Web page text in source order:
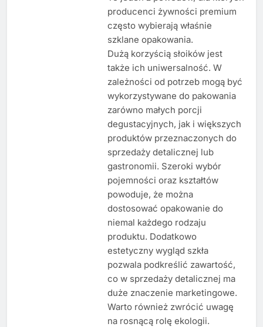
producenci żywności premium
często wybierają właśnie
szklane opakowania.
Dużą korzyścią słoików jest
także ich uniwersalność. W
zależności od potrzeb mogą być
wykorzystywane do pakowania
zarówno małych porcji
degustacyjnych, jak i większych
produktów przeznaczonych do
sprzedaży detalicznej lub
gastronomii. Szeroki wybór
pojemności oraz kształtów
powoduje, że można
dostosować opakowanie do
niemal każdego rodzaju
produktu. Dodatkowo
estetyczny wygląd szkła
pozwala podkreślić zawartość,
co w sprzedaży detalicznej ma
duże znaczenie marketingowe.
Warto również zwrócić uwagę
na rosnącą rolę ekologii.